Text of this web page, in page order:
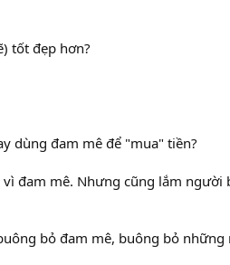
tốt đẹp hơn?
dùng đam mê để "mua" tiền?
đam mê. Nhưng cũng lắm người
bỏ đam mê, buông bỏ những